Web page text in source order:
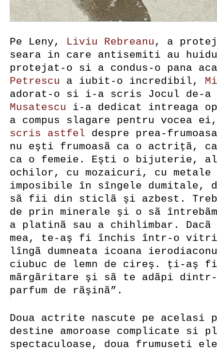
Pe Leny, Liviu Rebreanu , a
seara in care antisemiti au
protejat-o si a condus-o pana
Petrescu a iubit-o incredibil,
adorat-o si i-a scris Jocul de-a
Musatescu i-a dedicat intreaga
a compus slagare pentru vocea
scris astfel despre prea-
nu eşti frumoasã ca o actriţã,
ca o femeie. Eşti o bijuterie,
ochilor, cu mozaicuri, cu
imposibile în sîngele dumitale,
sã fii din sticlã şi azbest.
de prin minerale şi o sã
a platinã sau a chihlimbar.
mea, te-aş fi închis într-o
lîngã dumneata icoana
ciubuc de lemn de cireş. ţi-aş
mãrgãritare şi sã te adãpi
parfum de rãşinã”.
Doua actrite nascute pe acelasi
destine amoroase complicate si
spectaculoase, doua frumuseti